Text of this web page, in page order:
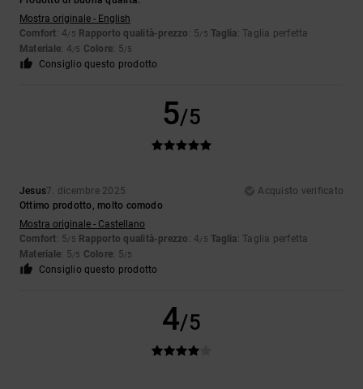
Mostra originale - English
Comfort: 4/5 Rapporto qualità-prezzo : 5/5 Taglia: Taglia perfetta
Materiale: 4/5 Colore: 5/5
Consiglio questo prodotto
5/5
Jesus7. dicembre 2025
Acquisto verificato
Ottimo prodotto, molto comodo
Mostra originale - Castellano
Comfort: 5/5 Rapporto qualità-prezzo : 4/5 Taglia: Taglia perfetta
Materiale: 5/5 Colore: 5/5
Consiglio questo prodotto
4/5